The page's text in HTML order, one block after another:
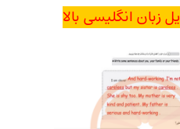
زبان انگلیسی بالا